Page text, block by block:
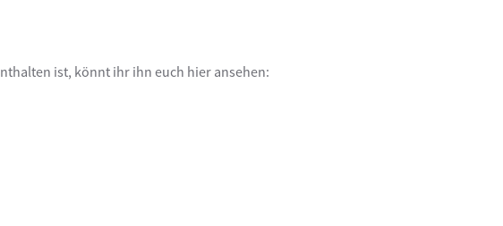
ist, könnt ihr ihn euch hier ansehen: